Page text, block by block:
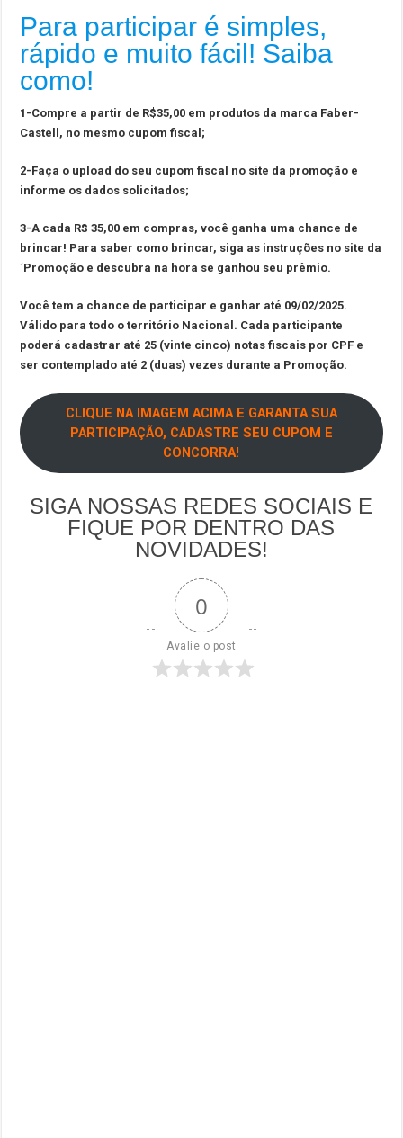
Para participar é simples,
rápido e muito fácil! Saiba
como!
1-Compre a partir de R$35,00 em produtos da marca Faber-
Castell, no mesmo cupom fiscal;
2-Faça o upload do seu cupom fiscal no site da promoção e
informe os dados solicitados;
3-A cada R$ 35,00 em compras, você ganha uma chance de
brincar! Para saber como brincar, siga as instruções no site da
´Promoção e descubra na hora se ganhou seu prêmio.
Você tem a chance de participar e ganhar até 09/02/2025.
Válido para todo o território Nacional. Cada participante
poderá cadastrar até 25 (vinte cinco) notas fiscais por CPF e
ser contemplado até 2 (duas) vezes durante a Promoção.
CLIQUE NA IMAGEM ACIMA E GARANTA SUA
PARTICIPAÇÃO, CADASTRE SEU CUPOM E
CONCORRA!
SIGA NOSSAS REDES SOCIAIS E
FIQUE POR DENTRO DAS
NOVIDADES!
0
Avalie o post